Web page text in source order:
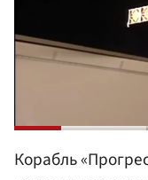
Корабль